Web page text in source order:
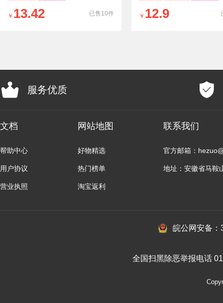
已售10件
￥ 13.42 ￥ 12.9
服务优质
文档
帮助中心
用户协议
营业执照
网站地图
好物精选
热门榜单
淘宝返利
联系我们
官方邮箱：
地址：安徽省马鞍
皖公网安备
全国扫黑除恶举报电话